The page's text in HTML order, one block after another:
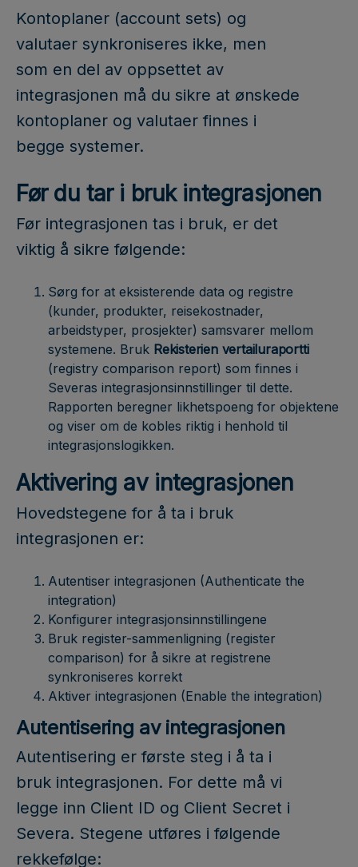
Kontoplaner (account sets) og
valutaer synkroniseres ikke, men
som en del av oppsettet av
integrasjonen må du sikre at ønskede
kontoplaner og valutaer finnes i
begge systemer.
Før du tar i bruk integrasjonen
Før integrasjonen tas i bruk, er det
viktig å sikre følgende:
Sørg for at eksisterende data og registre
(kunder, produkter, reisekostnader,
arbeidstyper, prosjekter) samsvarer mellom
systemene. Bruk Rekisterien vertailuraportti
(registry comparison report) som finnes i
Severas integrasjonsinnstillinger til dette.
Rapporten beregner likhetspoeng for objektene
og viser om de kobles riktig i henhold til
integrasjonslogikken.
Aktivering av integrasjonen
Hovedstegene for å ta i bruk
integrasjonen er:
Autentiser integrasjonen (Authenticate the
integration)
Konfigurer integrasjonsinnstillingene
Bruk register-sammenligning (register
comparison) for å sikre at registrene
synkroniseres korrekt
Aktiver integrasjonen (Enable the integration)
Autentisering av integrasjonen
Autentisering er første steg i å ta i
bruk integrasjonen. For dette må vi
legge inn Client ID og Client Secret i
Severa. Stegene utføres i følgende
rekkefølge: